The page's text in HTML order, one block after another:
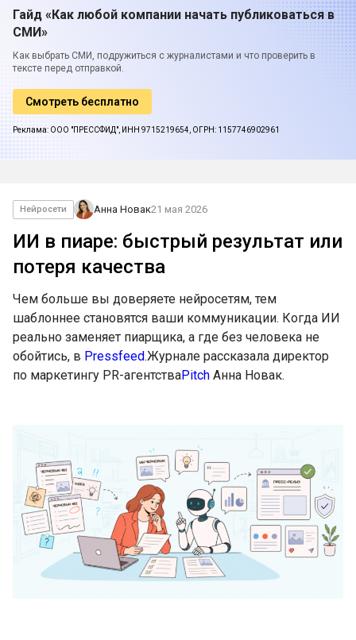
Гайд «Как любой компании начать публиковаться в
СМИ»
Как выбрать СМИ, подружиться с журналистами и что проверить в
тексте перед отправкой.
Смотреть бесплатно
Реклама: ООО "ПРЕССФИД", ИНН 9715219654, ОГРН: 1157746902961
Нейросети Анна Новак21 мая 2026
ИИ в пиаре: быстрый результат или
потеря качества
Чем больше вы доверяете нейросетям, тем
шаблоннее становятся ваши коммуникации. Когда ИИ
реально заменяет пиарщика, а где без человека не
обойтись, в Pressfeed.Журнале рассказала директор
по маркетингу PR-агентстваPitch Анна Новак.